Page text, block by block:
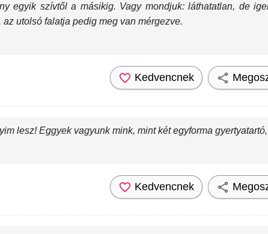
egyik szívtől a másikig. Vagy mondjuk: láthatatlan, de
utolsó falatja pedig meg van mérgezve.
Kedvencnek
lesz! Eggyek vagyunk mink, mint két egyforma
Kedvencnek